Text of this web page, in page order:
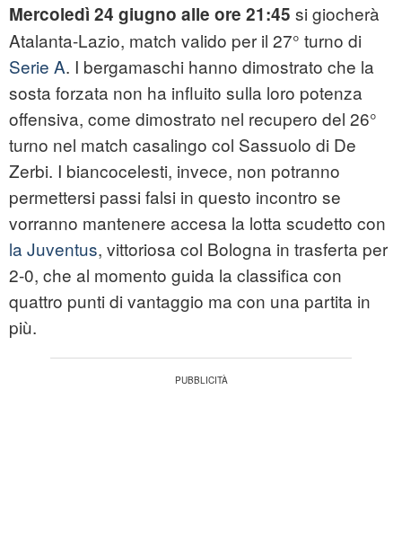
Mercoledì 24 giugno alle ore 21:45 si giocherà
Atalanta-Lazio, match valido per il 27° turno di
Serie A. I bergamaschi hanno dimostrato che la
sosta forzata non ha influito sulla loro potenza
offensiva, come dimostrato nel recupero del 26°
turno nel match casalingo col Sassuolo di De
Zerbi. I biancocelesti, invece, non potranno
permettersi passi falsi in questo incontro se
vorranno mantenere accesa la lotta scudetto con
la Juventus, vittoriosa col Bologna in trasferta per
2-0, che al momento guida la classifica con
quattro punti di vantaggio ma con una partita in
più.